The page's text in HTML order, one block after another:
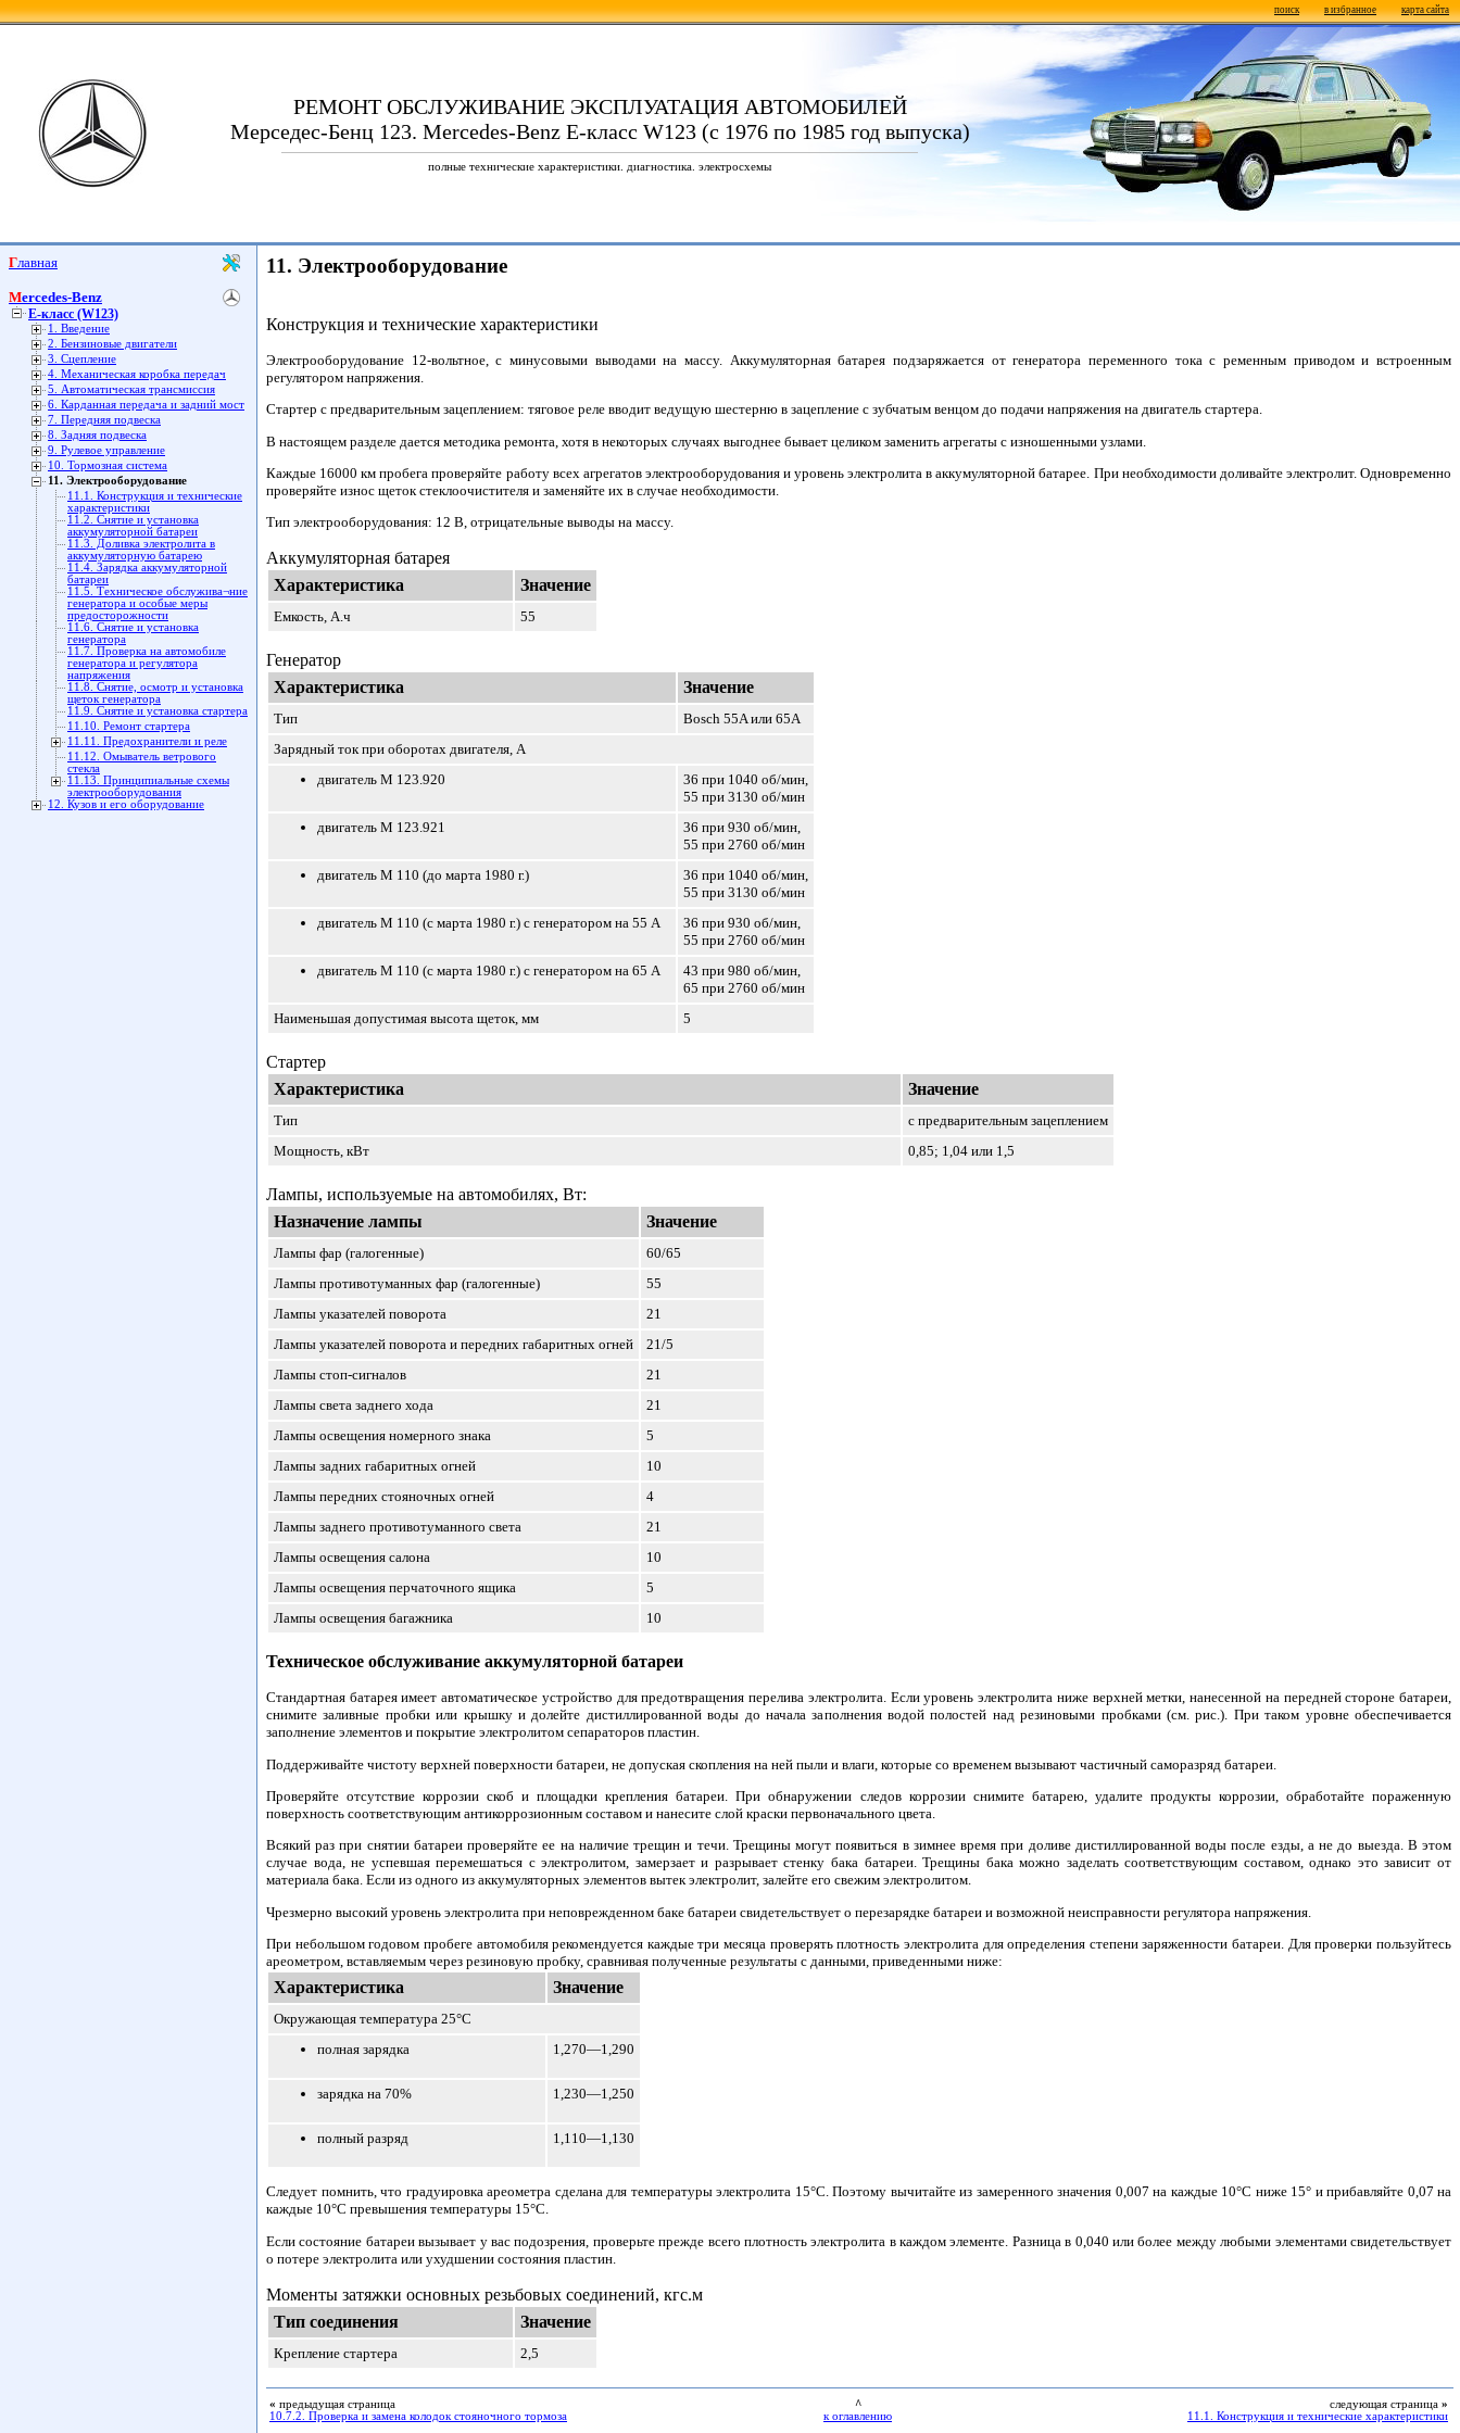
поиск в избранное карта сайта
РЕМОНТ ОБСЛУЖИВАНИЕ ЭКСПЛУАТАЦИЯ АВТОМОБИЛЕЙ
Мерседес-Бенц 123. Mercedes-Benz E-класс W123 (с 1976 по 1985 год выпуска)
полные технические характеристики. диагностика. электросхемы
Главная
Mercedes-Benz
E-класс (W123)
1. Введение
2. Бензиновые двигатели
3. Сцепление
4. Механическая коробка передач
5. Автоматическая трансмиссия
6. Карданная передача и задний мост
7. Передняя подвеска
8. Задняя подвеска
9. Рулевое управление
10. Тормозная система
11. Электрооборудование
11.1. Конструкция и технические
характеристики
11.2. Снятие и установка
аккумуляторной батареи
11.3. Доливка электролита в
аккумуляторную батарею
11.4. Зарядка аккумуляторной
батареи
11.5. Техническое обслужива¬ние
генератора и особые меры
предосторожности
11.6. Снятие и установка
генератора
11.7. Проверка на автомобиле
генератора и регулятора
напряжения
11.8. Снятие, осмотр и установка
щеток генератора
11.9. Снятие и установка стартера
11.10. Ремонт стартера
11.11. Предохранители и реле
11.12. Омыватель ветрового
стекла
11.13. Принципиальные схемы
электрооборудования
12. Кузов и его оборудование
11. Электрооборудование
Конструкция и технические характеристики
Электрооборудование 12-вольтное, с минусовыми выводами на массу. Аккумуляторная батарея подзаряжается от генератора переменного тока с ременным приводом и встроенным
регулятором напряжения.
Стартер с предварительным зацеплением: тяговое реле вводит ведущую шестерню в зацепление с зубчатым венцом до подачи напряжения на двигатель стартера.
В настоящем разделе дается методика ремонта, хотя в некоторых случаях выгоднее бывает целиком заменить агрегаты с изношенными узлами.
Каждые 16000 км пробега проверяйте работу всех агрегатов электрооборудования и уровень электролита в аккумуляторной батарее. При необходимости доливайте электролит. Одновременно
проверяйте износ щеток стеклоочистителя и заменяйте их в случае необходимости.
Тип электрооборудования: 12 В, отрицательные выводы на массу.
Аккумуляторная батарея
Характеристика
Значение
Емкость, А.ч 55
Генератор
Характеристика
Значение
Тип
Bosch 55A или 65А
Зарядный ток при оборотах двигателя, А
двигатель М 123.920
36 при 1040 об/мин,
55 при 3130 об/мин
двигатель М 123.921
36 при 930 об/мин,
55 при 2760 об/мин
двигатель М 110 (до марта 1980 г.)
36 при 1040 об/мин,
55 при 3130 об/мин
двигатель М 110 (с марта 1980 г.) с генератором на 55 А
36 при 930 об/мин,
55 при 2760 об/мин
двигатель М 110 (с марта 1980 г.) с генератором на 65 А
43 при 980 об/мин,
65 при 2760 об/мин
Наименьшая допустимая высота щеток, мм
5
Стартер
Характеристика
Значение
Тип
с предварительным зацеплением
Мощность, кВт
0,85; 1,04 или 1,5
Лампы, используемые на автомобилях, Вт:
Назначение лампы
Значение
Лампы фар (галогенные)
60/65
Лампы противотуманных фар (галогенные)
55
Лампы указателей поворота
21
Лампы указателей поворота и передних габаритных огней
21/5
Лампы стоп-сигналов
21
Лампы света заднего хода
21
Лампы освещения номерного знака
5
Лампы задних габаритных огней
10
Лампы передних стояночных огней
4
Лампы заднего противотуманного света
21
Лампы освещения салона
10
Лампы освещения перчаточного ящика
5
Лампы освещения багажника
10
Техническое обслуживание аккумуляторной батареи
Стандартная батарея имеет автоматическое устройство для предотвращения перелива электролита. Если уровень электролита ниже верхней метки, нанесенной на передней стороне батареи,
снимите заливные пробки или крышку и долейте дистиллированной воды до начала заполнения водой полостей над резиновыми пробками (см. рис.). При таком уровне обеспечивается
заполнение элементов и покрытие электролитом сепараторов пластин.
Поддерживайте чистоту верхней поверхности батареи, не допуская скопления на ней пыли и влаги, которые со временем вызывают частичный саморазряд батареи.
Проверяйте отсутствие коррозии скоб и площадки крепления батареи. При обнаружении следов коррозии снимите батарею, удалите продукты коррозии, обработайте пораженную
поверхность соответствующим антикоррозионным составом и нанесите слой краски первоначального цвета.
Всякий раз при снятии батареи проверяйте ее на наличие трещин и течи. Трещины могут появиться в зимнее время при доливе дистиллированной воды после езды, а не до выезда. В этом
случае вода, не успевшая перемешаться с электролитом, замерзает и разрывает стенку бака батареи. Трещины бака можно заделать соответствующим составом, однако это зависит от
материала бака. Если из одного из аккумуляторных элементов вытек электролит, залейте его свежим электролитом.
Чрезмерно высокий уровень электролита при неповрежденном баке батареи свидетельствует о перезарядке батареи и возможной неисправности регулятора напряжения.
При небольшом годовом пробеге автомобиля рекомендуется каждые три месяца проверять плотность электролита для определения степени заряженности батареи. Для проверки пользуйтесь
ареометром, вставляемым через резиновую пробку, сравнивая полученные результаты с данными, приведенными ниже:
Характеристика Значение
Окружающая температура 25°С
полная зарядка
1,270—1,290
зарядка на 70% 1,230—1,250
полный разряд 1,110—1,130
Следует помнить, что градуировка ареометра сделана для температуры электролита 15°С. Поэтому вычитайте из замеренного значения 0,007 на каждые 10°С ниже 15° и прибавляйте 0,07 на
каждые 10°С превышения температуры 15°С.
Если состояние батареи вызывает у вас подозрения, проверьте прежде всего плотность электролита в каждом элементе. Разница в 0,040 или более между любыми элементами свидетельствует
о потере электролита или ухудшении состояния пластин.
Моменты затяжки основных резьбовых соединений, кгс.м
Тип соединения
Значение
Крепление стартера 2,5
« предыдущая страница
10.7.2. Проверка и замена колодок стояночного тормоза
^
к оглавлению
следующая страница »
11.1. Конструкция и технические характеристики